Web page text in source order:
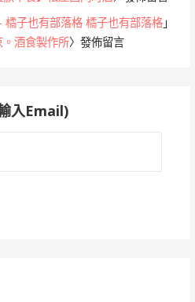
橘子也有部落格 橘子也有部落格 」
。酒食製作所〉發佈留言
入Email)